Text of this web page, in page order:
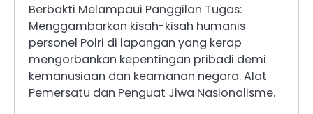
Berbakti Melampaui Panggilan Tugas:
Menggambarkan kisah-kisah humanis
personel Polri di lapangan yang kerap
mengorbankan kepentingan pribadi demi
kemanusiaan dan keamanan negara. Alat
Pemersatu dan Penguat Jiwa Nasionalisme.